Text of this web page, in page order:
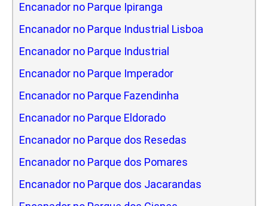
Encanador no Parque Ipiranga
Encanador no Parque Industrial Lisboa
Encanador no Parque Industrial
Encanador no Parque Imperador
Encanador no Parque Fazendinha
Encanador no Parque Eldorado
Encanador no Parque dos Resedas
Encanador no Parque dos Pomares
Encanador no Parque dos Jacarandas